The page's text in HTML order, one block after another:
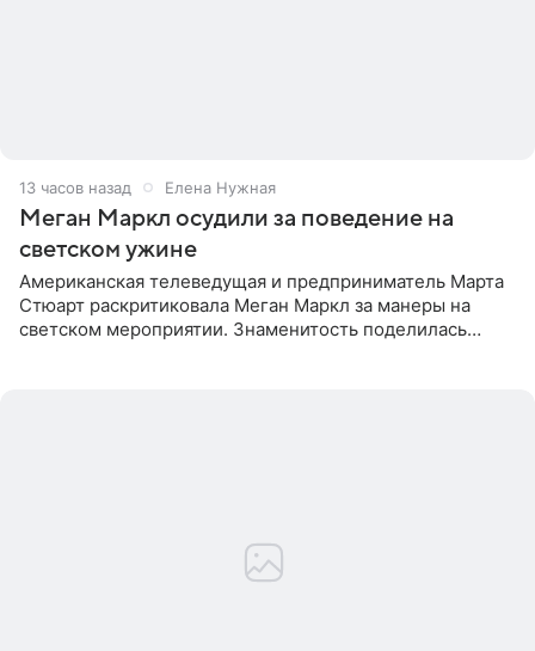
13 часов назад Елена Нужная
Меган Маркл осудили за поведение на
светском ужине
Американская телеведущая и предприниматель Марта
Стюарт раскритиковала Меган Маркл за манеры на
светском мероприятии. Знаменитость поделилась